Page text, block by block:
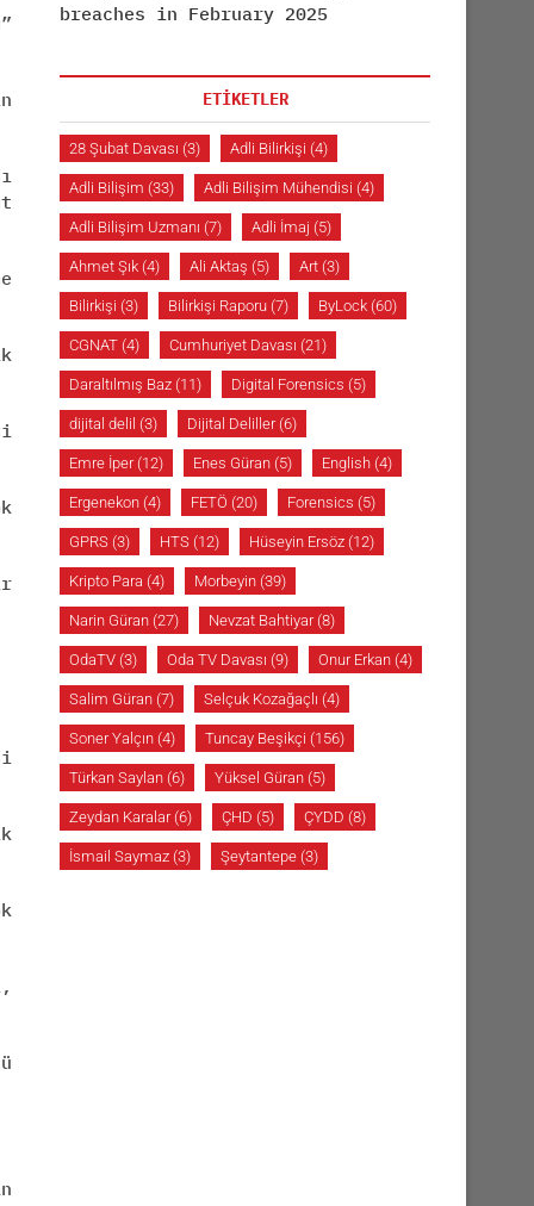
breaches in February 2025
ETİKETLER
28 Şubat Davası (3) Adli Bilirkişi (4)
Adli Bilişim (33) Adli Bilişim Mühendisi (4)
Adli Bilişim Uzmanı (7) Adli İmaj (5)
Ahmet Şık (4) Ali Aktaş (5) Art (3)
Bilirkişi (3) Bilirkişi Raporu (7) ByLock (60)
CGNAT (4) Cumhuriyet Davası (21)
Daraltılmış Baz (11) Digital Forensics (5)
dijital delil (3) Dijital Deliller(6)
Emre İper(12) Enes Güran (5) English (4)
Ergenekon (4) FETÖ (20) Forensics (5)
GPRS (3) HTS (12) Hüseyin Ersöz (12)
Kripto Para (4) Morbeyin (39)
Narin Güran (27) Nevzat Bahtiyar(8)
OdaTV (3) Oda TV Davası (9) Onur Erkan (4)
Salim Güran (7) Selçuk Kozağaçlı (4)
Soner Yalçın (4) Tuncay Beşikçi (156)
Türkan Saylan (6) Yüksel Güran (5)
Zeydan Karalar(6) ÇHD (5) ÇYDD (8)
İsmail Saymaz (3) Şeytantepe (3)